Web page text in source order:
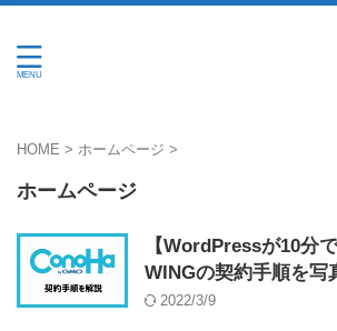
HOME > ホームページ >
ホームページ
【WordPressが10分
WINGの契約手順を写
2022/3/9